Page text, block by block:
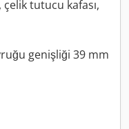
tutucu kafası,
genişliği 39 mm